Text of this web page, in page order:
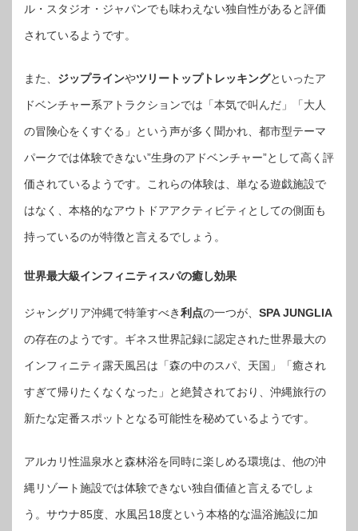
ル・スタジオ・ジャパンでも味わえない独自性があると評価
されているようです。
また、 ジップラインやツリートップトレッキングといったア
ドベンチャー系アトラクションでは「本気で叫んだ」「大人
の冒険心をくすぐる」という声が多く聞かれ、都市型テーマ
パークでは体験できない”生身のアドベンチャー”として高く評
価されているようです。これらの体験は、単なる遊戯施設で
はなく、本格的なアウトドアアクティビティとしての側面も
持っているのが特徴と言えるでしょう。
世界最大級インフィニティスパの癒し効果
ジャングリア沖縄で特筆すべき利点の一つが、 SPA JUNGLIA
の存在のようです。ギネス世界記録に認定された世界最大の
インフィニティ露天風呂は「森の中のスパ、天国」「癒され
すぎて帰りたくなくなった」と絶賛されており、沖縄旅行の
新たな定番スポットとなる可能性を秘めているようです。
アルカリ性温泉水と森林浴を同時に楽しめる環境は、他の沖
縄リゾート施設では体験できない独自価値と言えるでしょ
う。サウナ85度、水風呂18度という本格的な温浴施設に加